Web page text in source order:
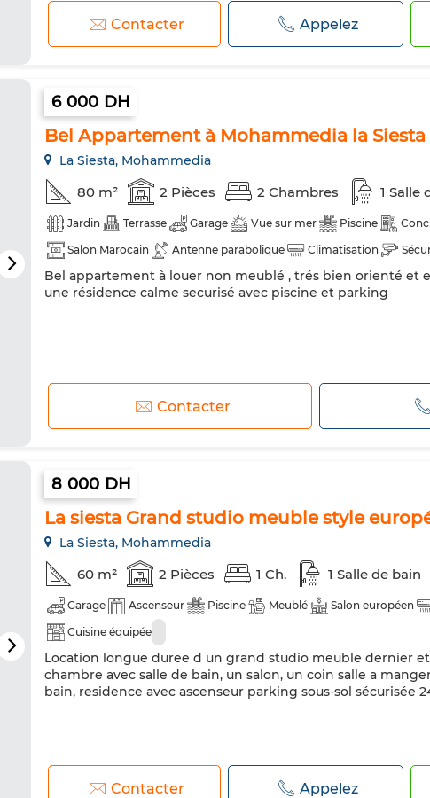
Contacter Appelez
6 000 DH
Bel Appartement à Mohammedia la Siesta
La Siesta, Mohammedia
80 m² 2 Pièces 2 Chambres 1 Salle
Jardin Terrasse Garage Vue sur mer Piscine
Salon Marocain
Antenne parabolique Climatisation
Four
Bel appartement à louer non meublé , trés bien orienté et
une résidence calme securisé avec piscine et parking
Contacter
8 000 DH
La siesta Grand studio meuble style
La Siesta, Mohammedia
60 m² 2 Pièces 1 Ch. 1 Salle de bain
Garage Ascenseur Piscine Meublé Salon européen
Cuisine équipée
Location longue duree d un grand studio meuble dernier
chambre avec salle de bain, un salon, un coin salle a
bain, residence avec ascenseur parking sous-sol sécurisée
Contacter Appelez